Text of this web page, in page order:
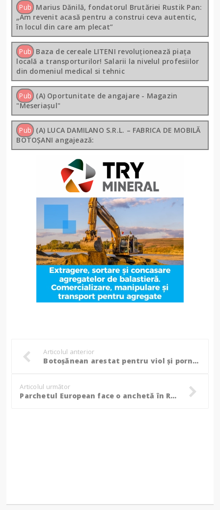
Pub Marius Dănilă, fondatorul Brutăriei Rustik Pan:
„Am revenit acasă pentru a construi ceva autentic,
în locul din care am plecat”
Pub Baza de cereale LITENI revoluționează piața
locală a transporturilor! Salarii la nivelul profesiilor
din domeniul medical si tehnic
Pub (A) Oportunitate de angajare - Magazin
"Meseriașul"
Pub (A) LUCA DAMILANO S.R.L. – FABRICA DE MOBILĂ
BOTOȘANI angajează:
Articolul anterior
Botoșănean arestat pentru viol și pornografie infantilă cu o minoră de 15 ani. Alții au fost înregistrați în ipostaze sexuale explicite!
Articolul următor
Parchetul European face o anchetă în România, după o fraudă legată de proiecte Erasmus!